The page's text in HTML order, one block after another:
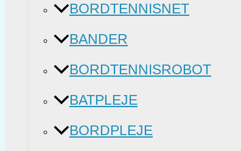
BORDTENNISNET
BANDER
BORDTENNISROBOT
BATPLEJE
BORDPLEJE